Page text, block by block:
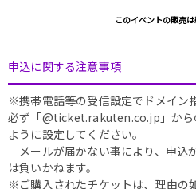
このイベントの販売
申込に関する注意事項
※携帯電話等の受信設定でドメイン
必ず「@ticket.rakuten.co.jp」から
ように設定してください。
メールが届かない事により、申込
は負いかねます。
※ご購入されたチケットは、理由の